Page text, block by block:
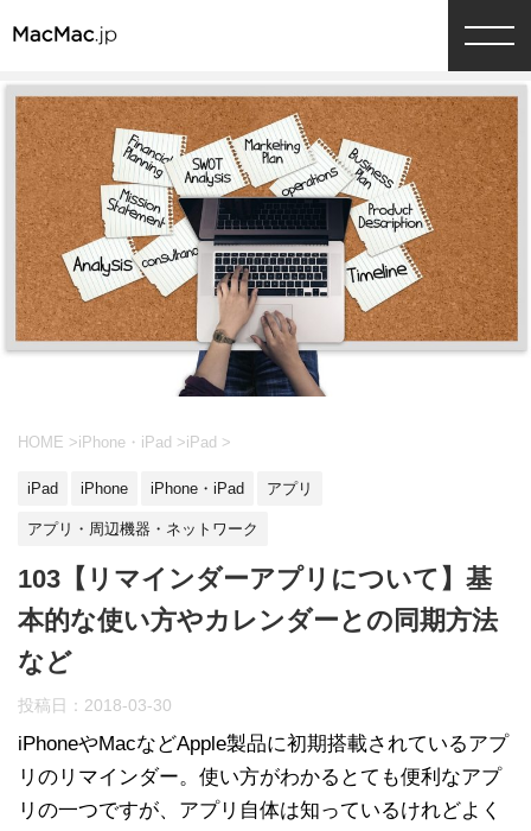
HOME >iPhone・iPad >iPad >
iPad iPhone iPhone・iPad アプリ
アプリ・周辺機器・ネットワーク
103【リマインダーアプリについて】基
本的な使い方やカレンダーとの同期方法
など
投稿日： 2018-03-30
iPhoneやMacなどApple製品に初期搭載されているアプ
リのリマインダー。使い方がわかるとても便利なアプ
リの一つですが、アプリ自体は知っているけれどよく